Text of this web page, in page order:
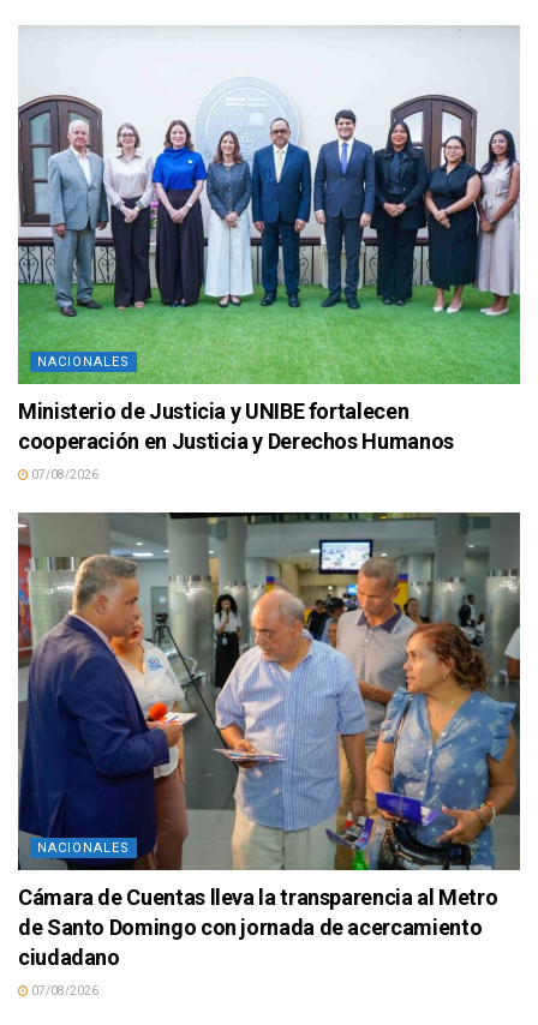
NACIONALES
Ministerio de Justicia y UNIBE fortalecen
cooperación en Justicia y Derechos Humanos
07/08/2026
NACIONALES
Cámara de Cuentas lleva la transparencia al Metro
de Santo Domingo con jornada de acercamiento
ciudadano
07/08/2026